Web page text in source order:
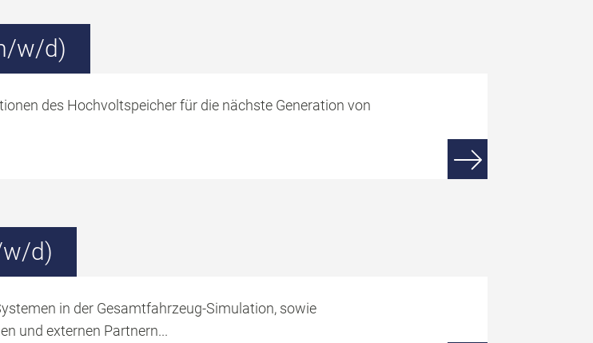
w/d)
des Hochvoltspeicher für die nächste Generation von
d)
in der Gesamtfahrzeug-Simulation, sowie
und externen Partnern...